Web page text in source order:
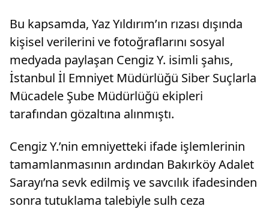
Bu kapsamda, Yaz Yıldırım’ın rızası dışında
kişisel verilerini ve fotoğraflarını sosyal
medyada paylaşan Cengiz Y. isimli şahıs,
İstanbul İl Emniyet Müdürlüğü Siber Suçlarla
Mücadele Şube Müdürlüğü ekipleri
tarafından gözaltına alınmıştı.
Cengiz Y.’nin emniyetteki ifade işlemlerinin
tamamlanmasının ardından Bakırköy Adalet
Sarayı’na sevk edilmiş ve savcılık ifadesinden
sonra tutuklama talebiyle sulh ceza